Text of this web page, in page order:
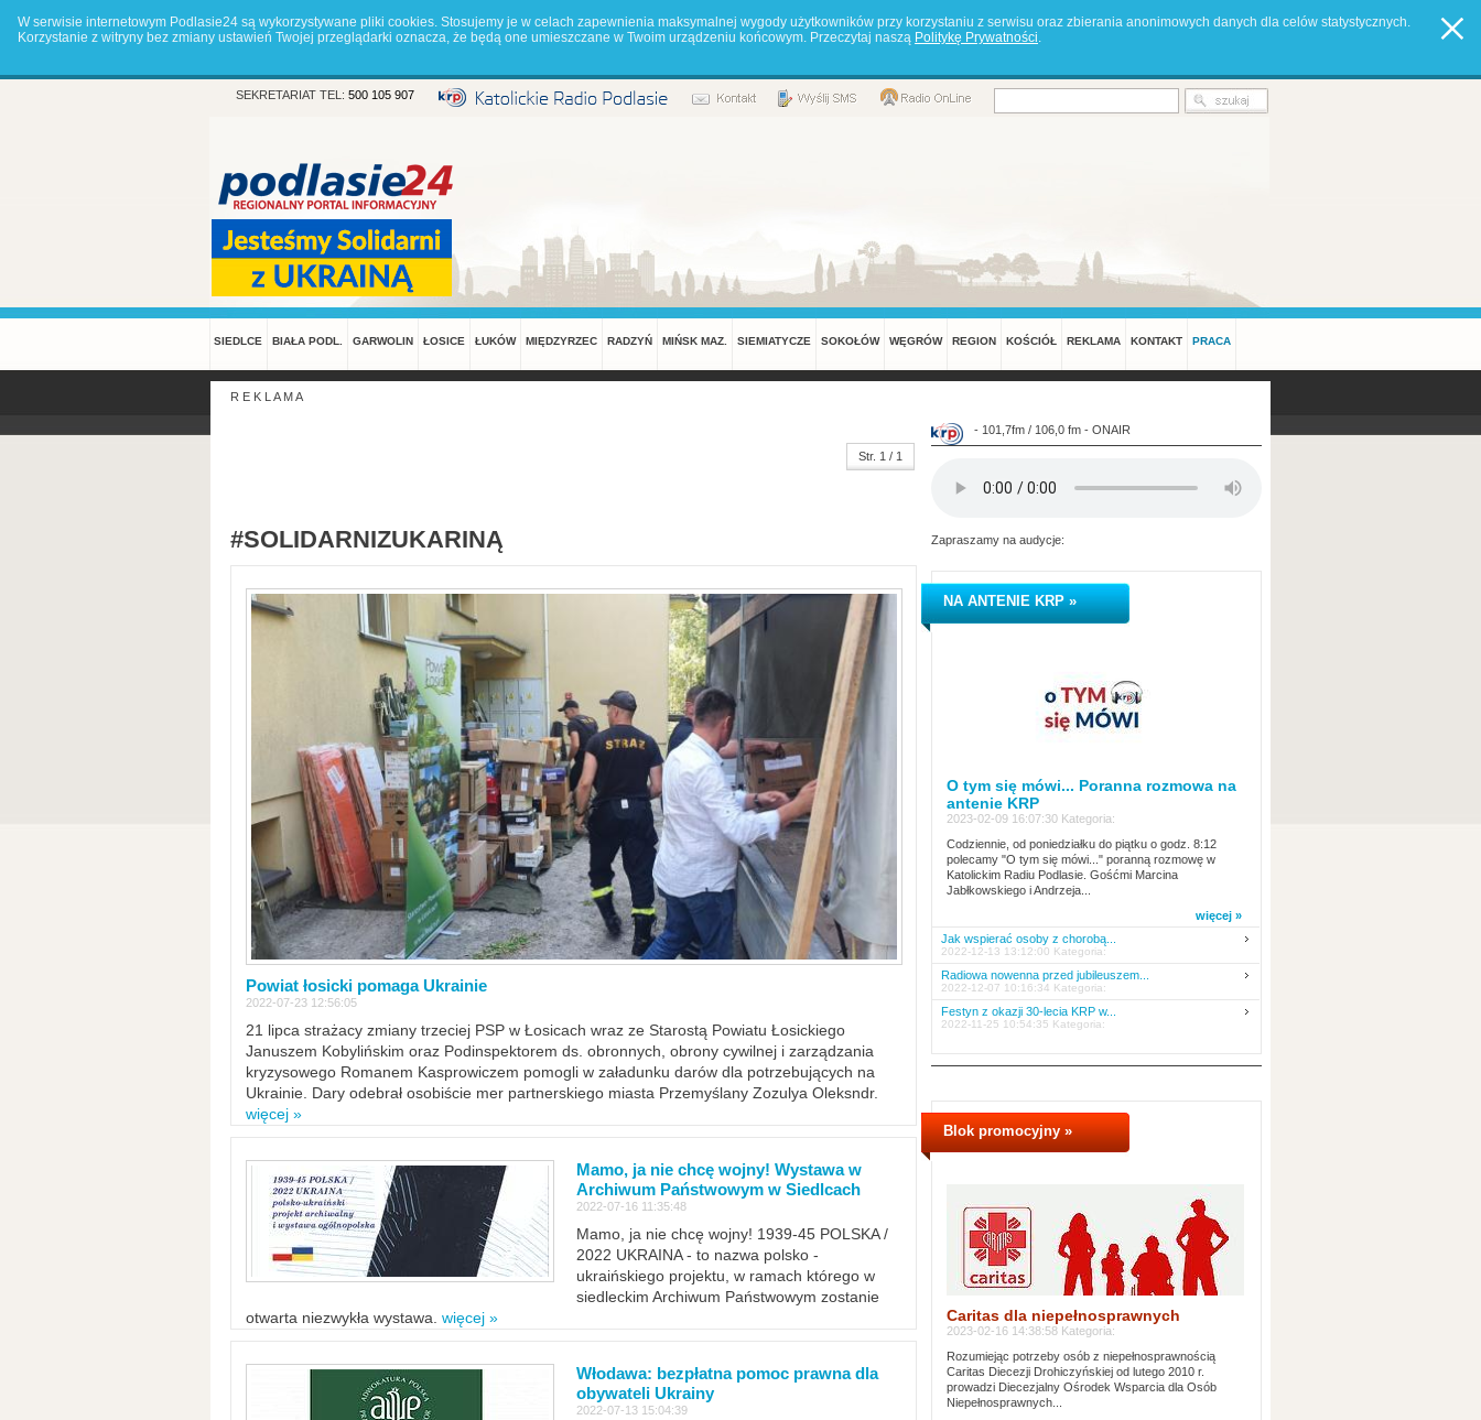
W serwisie internetowym Podlasie24 są wykorzystywane pliki cookies. Stosujemy je w celach zapewnienia maksymalnej wygody użytkowników przy korzystaniu z serwisu oraz zbierania anonimowych danych dla celów statystycznych.
Korzystanie z witryny bez zmiany ustawień Twojej przeglądarki oznacza, że będą one umieszczane w Twoim urządzeniu końcowym. Przeczytaj naszą Politykę Prywatności.
SEKRETARIAT TEL: 500 105 907
SIEDLCE BIAŁA PODL. GARWOLIN ŁOSICE ŁUKÓW MIĘDZYRZEC RADZYŃ MIŃSK MAZ. SIEMIATYCZE SOKOŁÓW WĘGRÓW REGION KOŚCIÓŁ REKLAMA KONTAKT PRACA
R E K L A M A
Str. 1 / 1
#SOLIDARNIZUKARINĄ
Powiat łosicki pomaga Ukrainie
2022-07-23 12:56:05
21 lipca strażacy zmiany trzeciej PSP w Łosicach wraz ze Starostą Powiatu Łosickiego
Januszem Kobylińskim oraz Podinspektorem ds. obronnych, obrony cywilnej i zarządzania
kryzysowego Romanem Kasprowiczem pomogli w załadunku darów dla potrzebujących na
Ukrainie. Dary odebrał osobiście mer partnerskiego miasta Przemyślany Zozulya Oleksndr.
więcej »
Mamo, ja nie chcę wojny! Wystawa w
Archiwum Państwowym w Siedlcach
2022-07-16 11:35:48
Mamo, ja nie chcę wojny! 1939-45 POLSKA /
2022 UKRAINA - to nazwa polsko -
ukraińskiego projektu, w ramach którego w
siedleckim Archiwum Państwowym zostanie
otwarta niezwykła wystawa. więcej »
Włodawa: bezpłatna pomoc prawna dla
obywateli Ukrainy
2022-07-13 15:04:39
- 101,7fm / 106,0 fm - ONAIR
Zapraszamy na audycje:
NA ANTENIE KRP »
O tym się mówi... Poranna rozmowa na
antenie KRP
2023-02-09 16:07:30 Kategoria:
Codziennie, od poniedziałku do piątku o godz. 8:12
polecamy "O tym się mówi..." poranną rozmowę w
Katolickim Radiu Podlasie. Gośćmi Marcina
Jabłkowskiego i Andrzeja...
więcej »
Jak wspierać osoby z chorobą...
2022-12-13 13:12:00 Kategoria:
Radiowa nowenna przed jubileuszem...
2022-12-07 10:16:34 Kategoria:
Festyn z okazji 30-lecia KRP w...
2022-11-25 10:54:35 Kategoria:
Blok promocyjny »
Caritas dla niepełnosprawnych
2023-02-16 14:38:58 Kategoria:
Rozumiejąc potrzeby osób z niepełnosprawnością
Caritas Diecezji Drohiczyńskiej od lutego 2010 r.
prowadzi Diecezjalny Ośrodek Wsparcia dla Osób
Niepełnosprawnych...